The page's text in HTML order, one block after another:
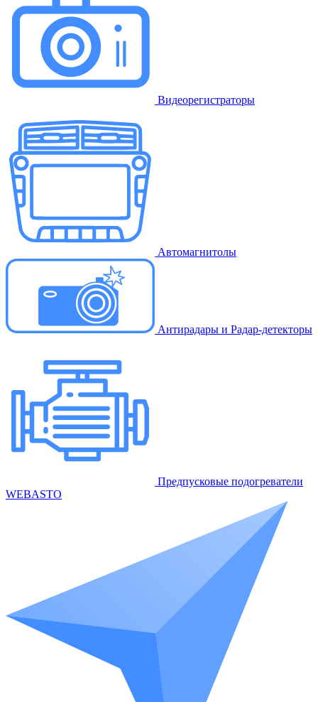
Видеорегистраторы
Автомагнитолы
Антирадары и Радар-детекторы
Предпусковые подогреватели
WEBASTO